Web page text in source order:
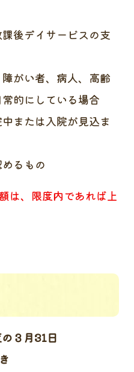
後デイサービスの支
がい者、病人、高齢
的にしている場合
または入院が見込ま
るもの
、限度内であれば上
３月31日